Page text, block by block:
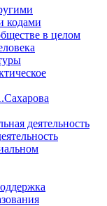
кодами
в целом
деятельность